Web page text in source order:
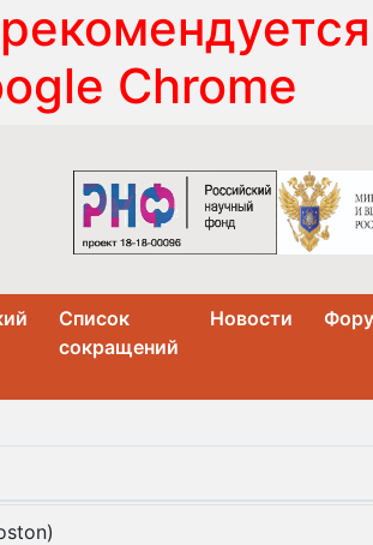
Chrome
Список
сокращений
Новости